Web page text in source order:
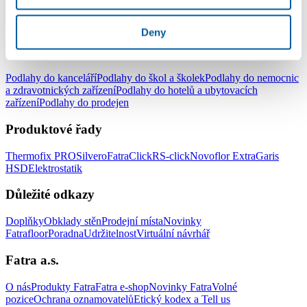
Deny
do ložnicePodlahy do kuchyněPodlahy do koupelnyPodlahy do
Podlahy pro komerční užití
Podlahy do kanceláříPodlahy do škol a školekPodlahy do nemocnic
a zdravotnických zařízeníPodlahy do hotelů a ubytovacích
zařízeníPodlahy do prodejen
Produktové řady
Thermofix PROSilveroFatraClickRS-clickNovoflor ExtraGaris
HSDElektrostatik
Důležité odkazy
DoplňkyObklady stěnProdejní místaNovinky
FatrafloorPoradnaUdržitelnostVirtuální návrhář
Fatra a.s.
O násProdukty FatraFatra e-shopNovinky FatraVolné
poziceOchrana oznamovatelůEtický kodex a Tell us